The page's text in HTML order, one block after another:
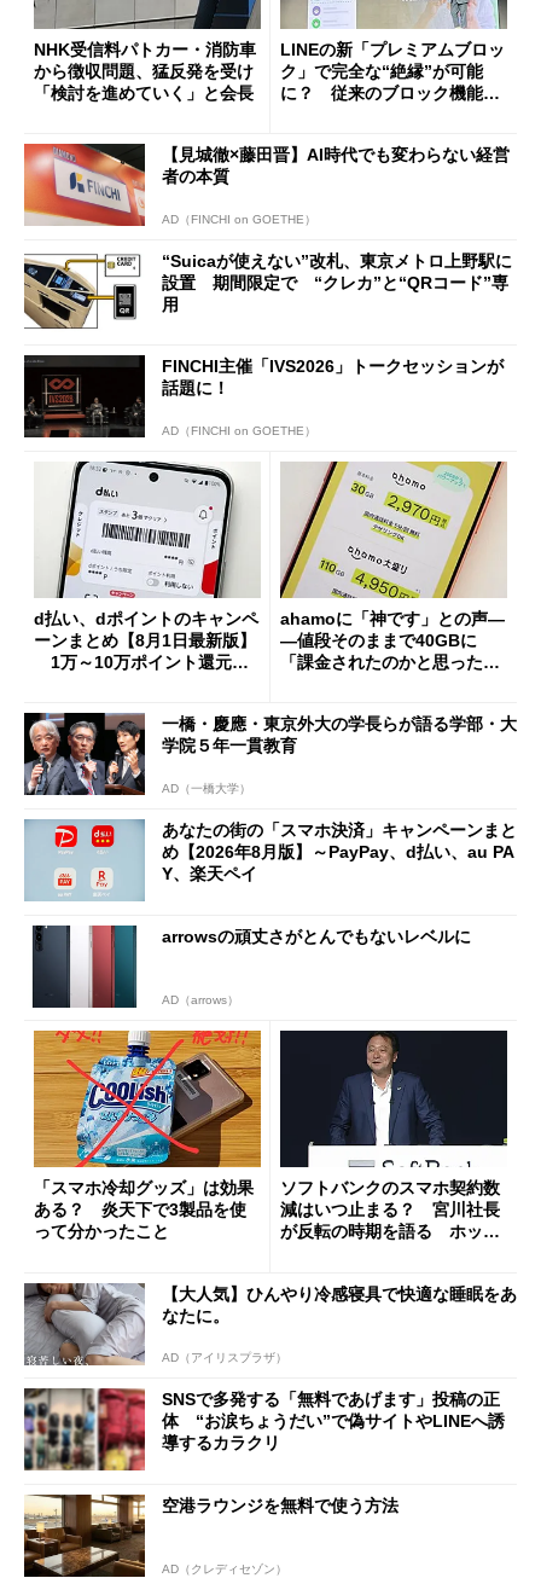
NHK受信料パトカー・消防車
から徴収問題、猛反発を受け
「検討を進めていく」と会長
LINEの新「プレミアムブロッ
ク」で完全な“絶縁”が可能
に？ 従来のブロック機能と
【見城徹×藤田晋】AI時代でも変わらない経営
者の本質
AD（FINCHI on GOETHE）
“Suicaが使えない”改札、東京メトロ上野駅に
設置 期間限定で “クレカ”と“QRコード”専
用
FINCHI主催「IVS2026」トークセッションが
話題に！
AD（FINCHI on GOETHE）
d払い、dポイントのキャンペ
ーンまとめ【8月1日最新版】
1万～10万ポイント還元の
ahamoに「神です」との声―
―値段そのままで40GBに
「課金されたのかと思った」
一橋・慶應・東京外大の学長らが語る学部・大
学院５年一貫教育
AD（一橋大学）
あなたの街の「スマホ決済」キャンペーンまと
め【2026年8月版】～PayPay、d払い、au PA
Y、楽天ペイ
arrowsの頑丈さがとんでもないレベルに
AD（arrows）
「スマホ冷却グッズ」は効果
ある？ 炎天下で3製品を使
って分かったこと
ソフトバンクのスマホ契約数
減はいつ止まる？ 宮川社長
が反転の時期を語る ホッピ
【大人気】ひんやり冷感寝具で快適な睡眠をあ
なたに。
AD（アイリスプラザ）
SNSで多発する「無料であげます」投稿の正
体 “お涙ちょうだい”で偽サイトやLINEへ誘
導するカラクリ
空港ラウンジを無料で使う方法
AD（クレディセゾン）